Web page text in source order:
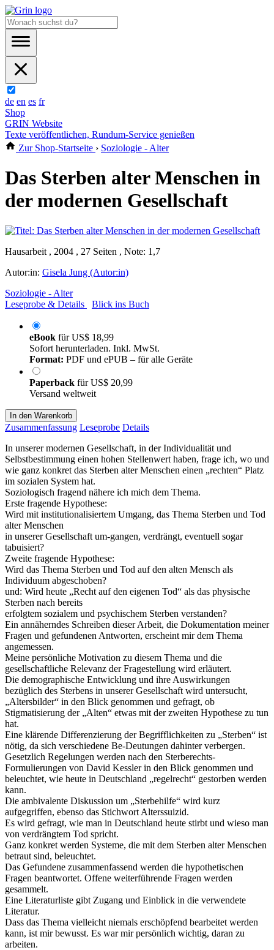
de en es fr
Shop
GRIN Website
Texte veröffentlichen, Rundum-Service genießen
Zur Shop-Startseite › Soziologie - Alter
Das Sterben alter Menschen in
der modernen Gesellschaft
Hausarbeit , 2004 , 27 Seiten , Note: 1,7
Autor:in: Gisela Jung (Autor:in)
Soziologie - Alter
Leseprobe & Details
Blick ins Buch
eBook fürUS$ 18,99
Sofort herunterladen. Inkl. MwSt.
Format: PDF und ePUB – für alle Geräte
Paperback fürUS$ 20,99
Versand weltweit
In den Warenkorb
Zusammenfassung Leseprobe Details
In unserer modernen Gesellschaft, in der Individualität und
Selbstbestimmung einen hohen Stellenwert haben, frage ich, wo und
wie ganz konkret das Sterben alter Menschen einen „rechten“ Platz
im sozialen System hat.
Soziologisch fragend nähere ich mich dem Thema.
Erste fragende Hypothese:
Wird mit institutionalisiertem Umgang, das Thema Sterben und Tod
alter Menschen
in unserer Gesellschaft um-gangen, verdrängt, eventuell sogar
tabuisiert?
Zweite fragende Hypothese:
Wird das Thema Sterben und Tod auf den alten Mensch als
Individuum abgeschoben?
und: Wird heute „Recht auf den eigenen Tod“ als das physische
Sterben nach bereits
erfolgtem sozialem und psychischem Sterben verstanden?
Ein annäherndes Schreiben dieser Arbeit, die Dokumentation meiner
Fragen und gefundenen Antworten, erscheint mir dem Thema
angemessen.
Meine persönliche Motivation zu diesem Thema und die
gesellschaftliche Relevanz der Fragestellung wird erläutert.
Die demographische Entwicklung und ihre Auswirkungen
bezüglich des Sterbens in unserer Gesellschaft wird untersucht,
„Altersbilder“ in den Blick genommen und gefragt, ob
Stigmatisierung der „Alten“ etwas mit der zweiten Hypothese zu tun
hat.
Eine klärende Differenzierung der Begrifflichkeiten zu „Sterben“ ist
nötig, da sich verschiedene Be-Deutungen dahinter verbergen.
Gesetzlich Regelungen werden nach den Sterberechts-
Formulierungen von David Kessler in den Blick genommen und
beleuchtet, wie heute in Deutschland „regelrecht“ gestorben werden
kann.
Die ambivalente Diskussion um „Sterbehilfe“ wird kurz
aufgegriffen, ebenso das Stichwort Alterssuizid.
Es wird gefragt, wie man in Deutschland heute stirbt und wieso man
von verdrängtem Tod spricht.
Ganz konkret werden Systeme, die mit dem Sterben alter Menschen
betraut sind, beleuchtet.
Das Gefundene zusammenfassend werden die hypothetischen
Fragen beantwortet. Offene weiterführende Fragen werden
gesammelt.
Eine Literaturliste gibt Zugang und Einblick in die verwendete
Literatur.
Dass das Thema vielleicht niemals erschöpfend bearbeitet werden
kann, ist mir bewusst. Es war mir persönlich wichtig, daran zu
arbeiten.